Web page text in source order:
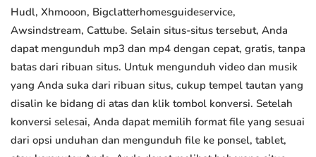
Hudl, Xhmooon, Bigclatterhomesguideservice,
Awsindstream, Cattube. Selain situs-situs tersebut, Anda
dapat mengunduh mp3 dan mp4 dengan cepat, gratis, tanpa
batas dari ribuan situs. Untuk mengunduh video dan musik
yang Anda suka dari ribuan situs, cukup tempel tautan yang
disalin ke bidang di atas dan klik tombol konversi. Setelah
konversi selesai, Anda dapat memilih format file yang sesuai
dari opsi unduhan dan mengunduh file ke ponsel, tablet,